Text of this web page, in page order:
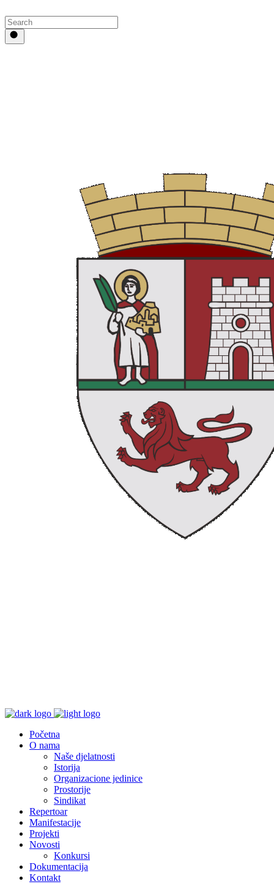
Početna
O nama
Naše djelatnosti
Istorija
Organizacione jedinice
Prostorije
Sindikat
Repertoar
Manifestacije
Projekti
Novosti
Konkursi
Dokumentacija
Kontakt